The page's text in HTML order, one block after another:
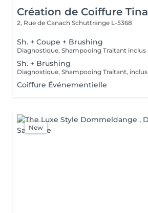
Création de Coiffure Tina
2, Rue de Canach Schuttrange L-5368
Sh. + Coupe + Brushing
Diagnostique, Shampooing Traitant inclus
Sh. + Brushing
Diagnostique, Shampooing Traitant, inclus
Coiffure Événementielle
New